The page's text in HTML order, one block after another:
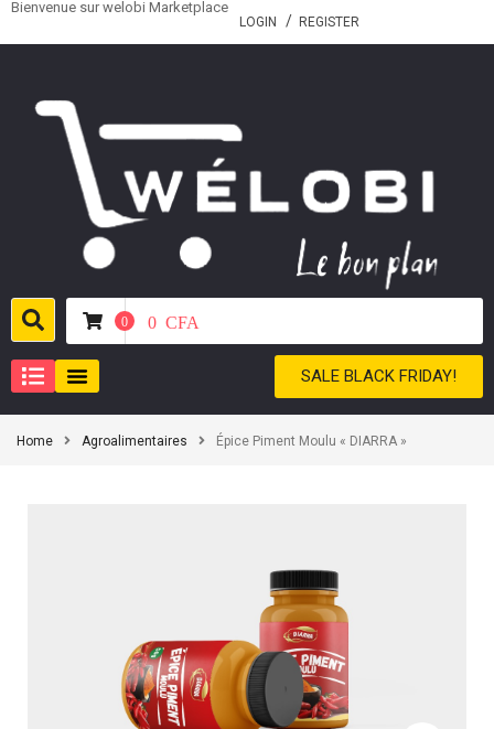
Bienvenue sur welobi Marketplace
LOGIN REGISTER
0 0 CFA
SALE BLACK FRIDAY!
Home Agroalimentaires Épice Piment Moulu « DIARRA »